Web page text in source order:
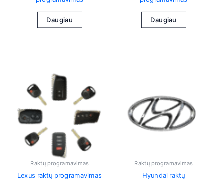
Daugiau Daugiau
Raktų programavimas
Lexus raktų programavimas
Raktų programavimas
Hyundai raktų